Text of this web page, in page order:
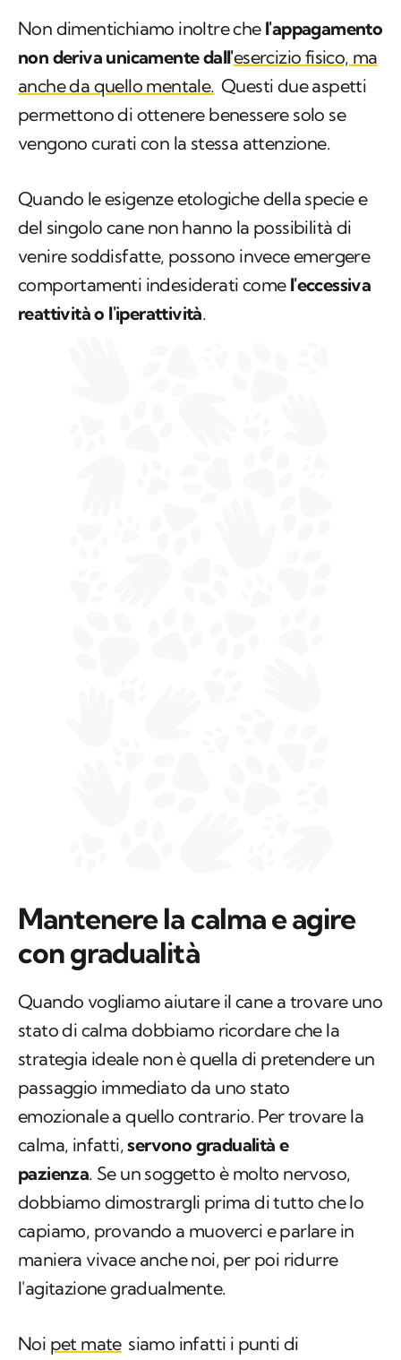
Non dimentichiamo inoltre chel'appagamento
non deriva unicamente dall'esercizio fisico, ma
anche da quello mentale. Questi due aspetti
permettono di ottenere benessere solo se
vengono curati con la stessa attenzione.
Quando le esigenze etologiche della specie e
del singolo cane non hanno la possibilità di
venire soddisfatte, possono invece emergere
comportamenti indesiderati comel'eccessiva
reattività o l'iperattività.
Mantenere la calma e agire
con gradualità
Quando vogliamo aiutare il cane a trovare uno
stato di calma dobbiamo ricordare che la
strategia ideale non è quella di pretendere un
passaggio immediato da uno stato
emozionale a quello contrario. Per trovare la
calma, infatti,servono gradualità e
pazienza. Se un soggetto è molto nervoso,
dobbiamo dimostrargli prima di tutto che lo
capiamo, provando a muoverci e parlare in
maniera vivace anche noi, per poi ridurre
l'agitazione gradualmente.
Noi pet mate siamo infatti i punti di